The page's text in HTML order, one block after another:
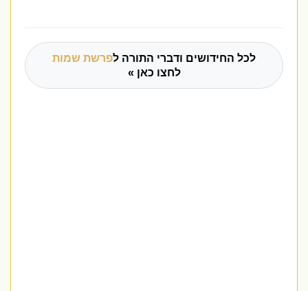
לכל החידושים ודברי התורה לפרשת שמות
לחצו כאן »